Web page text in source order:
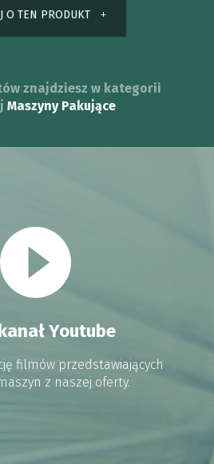
O TEN PRODUKT
znajdziesz w kategorii
Maszyny Pakujące
Youtube
filmów przedstawiających
z naszej oferty.